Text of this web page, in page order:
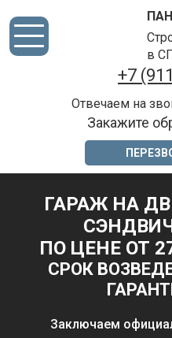
в
+7
Отвечаем на
Закажите
ГАРАЖ НА
ПО ЦЕНЕ ОТ
СРОК
Заключаем